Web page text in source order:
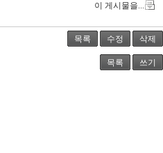
이 게시물을...
목록 수정 삭제
목록 쓰기